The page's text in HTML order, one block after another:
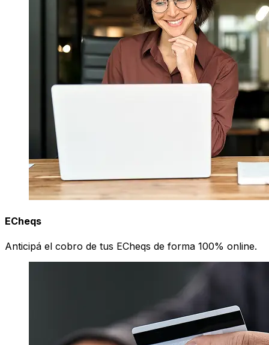
ECheqs
Anticipá el cobro de tus ECheqs de forma 100% online.